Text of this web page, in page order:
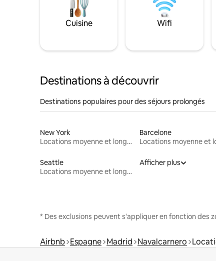
Cuisine Wifi
Destinations à découvrir
Destinations populaires pour des séjours prolongés
New York
Locations moyenne et longue durée
Barcelone
Seattle
Locations moyenne et longue durée
Afficher plus
* Des exclusions peuvent s'appliquer en fonction des
Airbnb Espagne Madrid Navalcarnero